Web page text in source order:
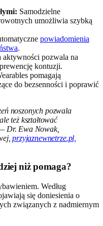
Samodzielne
umożliwia szybką
powiadomienia
.
aktywności pozwala na
kontuzji.
pomagają
do bezsenności i poprawić
noszonych pozwala
też kształtować
Dr. Ewa Nowak,
przyjaznewnetrze.pl,
niż pomaga?
Według
się doniesienia o
związanych z nadmiernym